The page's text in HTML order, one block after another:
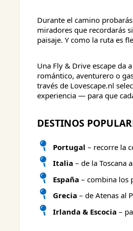
Durante el camino
miradores que recordarás
paisaje. Y como la ruta es
Una Fly & Drive escape da
romántico, aventurero o
través de Lovescape.nl
experiencia — para que
DESTINOS
Portugal – recorre la
Italia – de la Toscana
España – combina los
Grecia – de Atenas al
Irlanda & Escocia –